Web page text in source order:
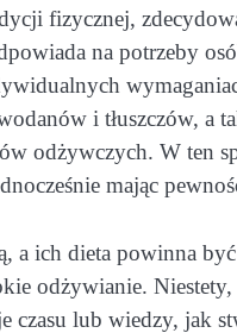
fizycznej,
na potrzeby
i tłuszczów, a
odżywczych. W ten
mając
a ich dieta powinna
odżywianie.
lub wiedzy, jak